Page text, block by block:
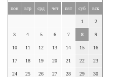
пон втр срд чет пят суб вск
1 2
3 4 5 6 7 8 9
10 11 12 13 14 15 16
17 18 19 20 21 22 23
24 25 26 27 28 29 30